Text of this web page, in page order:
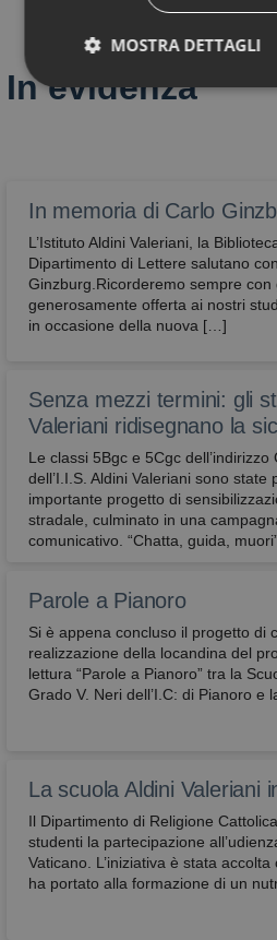
In evidenza
In memoria di Carlo
L’Istituto Aldini Valeriani, la
Dipartimento di Lettere salutano
Ginzburg.Ricorderemo sempre con
generosamente offerta ai nostri
in occasione della nuova […]
Senza mezzi termini: gli
Valeriani ridisegnano la
Le classi 5Bgc e 5Cgc
dell’I.I.S. Aldini Valeriani sono state
importante progetto di
stradale, culminato in una
comunicativo. “Chatta, guida,
Parole a Pianoro
Si è appena concluso il progetto di
realizzazione della locandina del
lettura “Parole a Pianoro” tra la
Grado V. Neri dell’I.C: di Pianoro e
La scuola Aldini Valeriani
Il Dipartimento di Religione
studenti la partecipazione
Vaticano. L’iniziativa è stata
ha portato alla formazione di un
MOSTRA DETTAGLI
Tecnici
Tecnici Performance
Sono i cookie che servono a
navigazione o fornire un
dall’utente. Non vengono
e sono normalmente installati
titolare del sito web. Senza il
alcune operazioni non
o sarebbero più complesse e/o
ad esempio le attività di home
(visualizzazione dell’estratto
l’identificazione dell’utente
sessione, risultano indispensabili.
Nome
CookieScriptConsent